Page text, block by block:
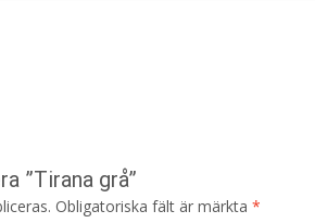
”Tirana grå”
Obligatoriska fält är märkta *